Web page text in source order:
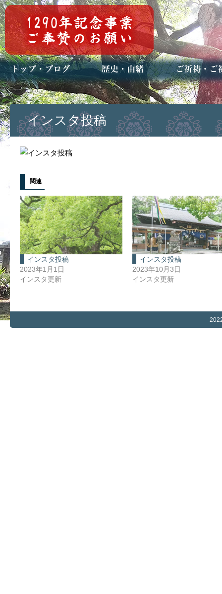
トップページ
ブログ(日々八百万)
お知らせ一覧 歴史・ご祭神
年中行事
メディア掲載 ご祈祷・ご祈
安産祈願
初宮参り
七五三詣
長寿のお祝い
神前結婚式
厄祓い・方位
車のお祓い
地鎮祭
神葬祭（神式
インスタ投稿
関連
インスタ投稿
2023年1月1日
インスタ更新
インスタ投稿
2023年10月3日
インスタ更新